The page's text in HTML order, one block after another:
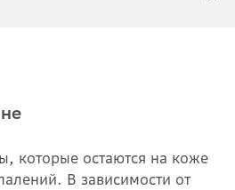
которые остаются на коже
В зависимости от